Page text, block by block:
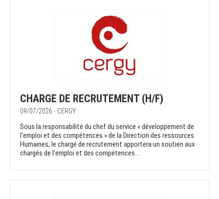
CHARGE DE RECRUTEMENT (H/F)
09/07/2026 - CERGY
Sous la responsabilité du chef du service « développement de
l’emploi et des compétences » de la Direction des ressources
Humaines, le chargé de recrutement apportera un soutien aux
chargés de l’emploi et des compétences...